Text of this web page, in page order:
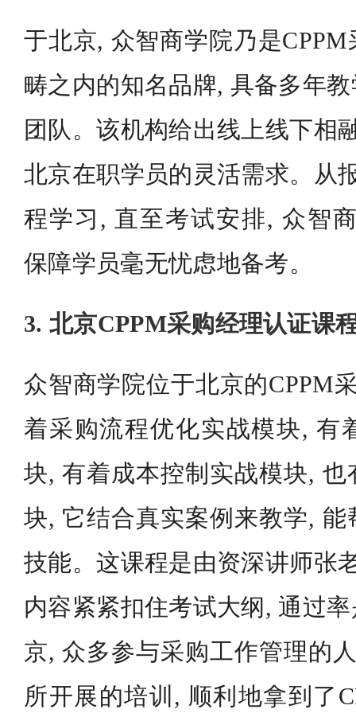
于北京, 众智商学院乃是
畴之内的知名品牌, 具备多年
团队。该机构给出线上线下相
北京在职学员的灵活需求。从
程学习, 直至考试安排, 众智
保障学员毫无忧虑地备考。
3. 北京CPPM采购经理认证课
众智商学院位于北京的CPPM
着采购流程优化实战模块, 有
块, 有着成本控制实战模块,
块, 它结合真实案例来教学,
技能。这课程是由资深讲师张
内容紧紧扣住考试大纲, 通过
京, 众多参与采购工作管理的
所开展的培训, 顺利地拿到了